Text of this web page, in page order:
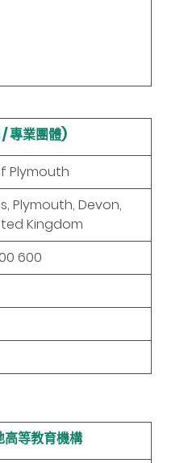
專業團體)
Plymouth
Plymouth, Devon,
Kingdom
600
高等教育機構